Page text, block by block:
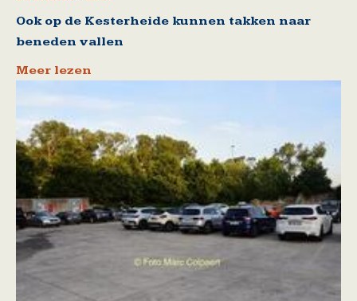
Ook op de Kesterheide kunnen takken naar
beneden vallen
Meer lezen